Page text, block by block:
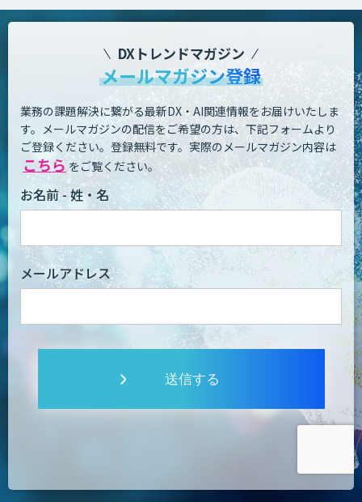
DXトレンドマガジン
メールマガジン登録
業務の課題解決に繋がる最新DX・AI関連情報をお届けいたしま
す。 メールマガジンの配信をご希望の方は、下記フォームより
ご登録ください。登録無料です。 実際のメールマガジン内容は
こちら をご覧ください。
お名前 - 姓・名
メールアドレス
送信する